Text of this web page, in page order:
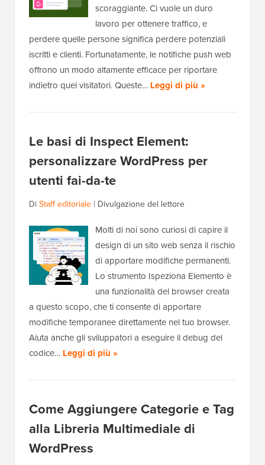
scoraggiante. Ci vuole un duro
lavoro per ottenere traffico, e
perdere quelle persone significa perdere potenziali
iscritti e clienti. Fortunatamente, le notifiche push web
offrono un modo altamente efficace per riportare
indietro quei visitatori. Queste… Leggi di più »
Le basi di Inspect Element:
personalizzare WordPress per
utenti fai-da-te
Di Staff editoriale | Divulgazione del lettore
Molti di noi sono curiosi di capire il
design di un sito web senza il rischio
di apportare modifiche permanenti.
Lo strumento Ispeziona Elemento è
una funzionalità del browser creata
a questo scopo, che ti consente di apportare
modifiche temporanee direttamente nel tuo browser.
Aiuta anche gli sviluppatori a eseguire il debug del
codice… Leggi di più »
Come Aggiungere Categorie e Tag
alla Libreria Multimediale di
WordPress